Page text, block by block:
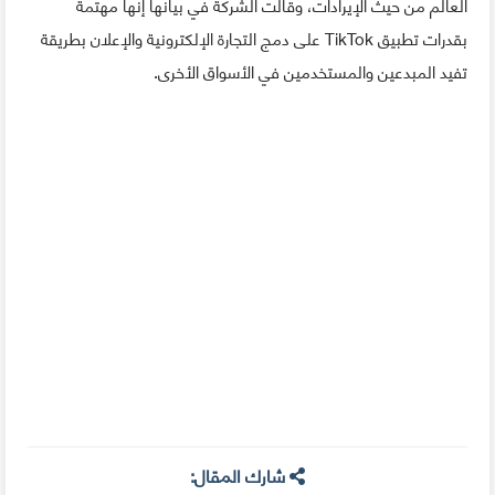
بقدرات تطبيق TikTok على دمج التجارة الإلكترونية والإعلان بطريقة
تفيد المبدعين والمستخدمين في الأسواق الأخرى.
شارك المقال: